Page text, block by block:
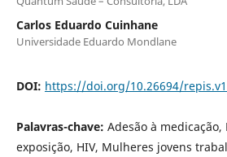
Carlos Eduardo Cuinhane
Universidade Eduardo Mondlane
DOI: https://doi.org/10.26694/
Palavras-chave: Adesão à
exposição, HIV, Mulheres jovens